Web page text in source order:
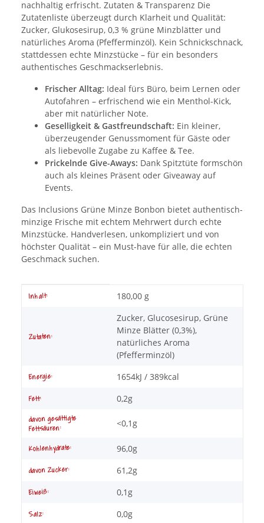
nachhaltig erfrischt. Zutaten & Transparenz Die
Zutatenliste überzeugt durch Klarheit und Qualität:
Zucker, Glukosesirup, 0,3 % grüne Minzblätter und
natürliches Aroma (Pfefferminzöl). Kein Schnickschnack,
stattdessen echte Minzstücke – für ein besonders
authentisches Geschmackserlebnis.
Frischer Alltag: Ideal fürs Büro, beim Lernen oder
Autofahren – erfrischend wie ein Menthol-Kick,
aber mit natürlicher Note.
Geselligkeit & Gastfreundschaft: Ein kleiner,
überzeugender Genussmoment für Gäste oder
als liebevolle Zugabe zu Kaffee & Tee.
Prickelnde Give-Aways: Dank Spitztüte formschön
auch als kleines Präsent oder Giveaway auf
Events.
Das Inclusions Grüne Minze Bonbon bietet authentisch-
minzige Frische mit echtem Mehrwert durch echte
Minzstücke. Handverlesen, unkompliziert und von
höchster Qualität – ein Must-have für alle, die echten
Geschmack suchen.
Produkteigenschaft
Wert
Inhalt: 180,00 g
Zutaten:
Zucker, Glucosesirup, Grüne
Minze Blätter (0,3%),
natürliches Aroma
(Pfefferminzöl)
Energie: 1654kJ / 389kcal
Fett: 0,2g
davon gesättigte
Fettsäuren:
<0,1g
Kohlenhydrate: 96,0g
davon Zucker: 61,2g
Eiweiß: 0,1g
Salz: 0,0g